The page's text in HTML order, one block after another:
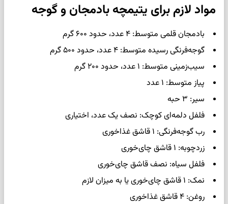
مواد لازم برای یتیمچه بادمجان و گوجه
بادمجان قلمی متوسط: ۴ عدد، حدود ۶۰۰ گرم
گوجه‌فرنگی رسیده متوسط: ۴ عدد، حدود ۵۰۰ گرم
سیب‌زمینی متوسط: ۱ عدد، حدود ۲۰۰ گرم
پیاز متوسط: ۱ عدد
سیر: ۳ حبه
فلفل دلمه‌ای کوچک: نصف یک عدد، اختیاری
رب گوجه‌فرنگی: ۱ قاشق غذاخوری
زردچوبه: ۱ قاشق چای‌خوری
فلفل سیاه: نصف قاشق چای‌خوری
نمک: ۱ قاشق چای‌خوری یا به میزان لازم
روغن: ۴ قاشق غذاخوری